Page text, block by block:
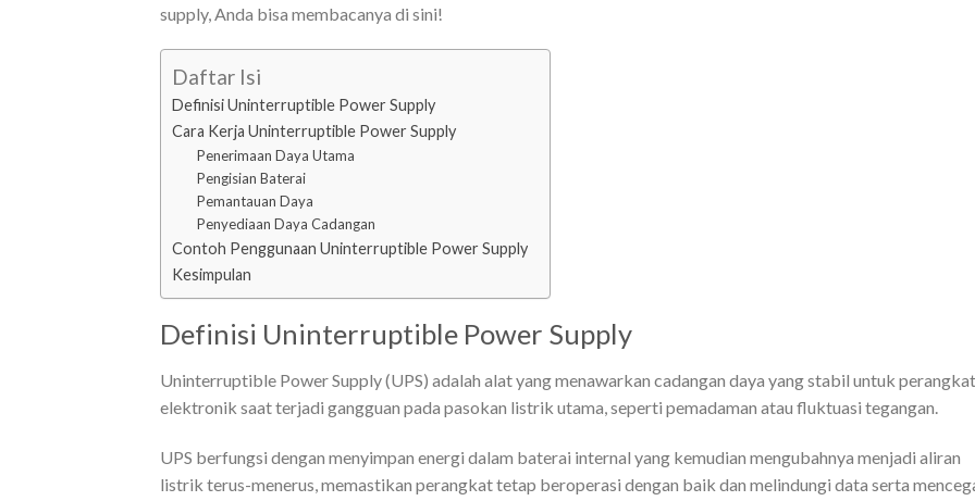
supply, Anda bisa membacanya di sini!
Daftar Isi
Definisi Uninterruptible Power Supply
Cara Kerja Uninterruptible Power Supply
Penerimaan Daya Utama
Pengisian Baterai
Pemantauan Daya
Penyediaan Daya Cadangan
Contoh Penggunaan Uninterruptible Power Supply
Kesimpulan
Definisi Uninterruptible Power Supply
Uninterruptible Power Supply (UPS) adalah alat yang menawarkan cadangan daya yang stabil untuk perangkat
elektronik saat terjadi gangguan pada pasokan listrik utama, seperti pemadaman atau fluktuasi tegangan.
UPS berfungsi dengan menyimpan energi dalam baterai internal yang kemudian mengubahnya menjadi aliran
listrik terus-menerus, memastikan perangkat tetap beroperasi dengan baik dan melindungi data serta